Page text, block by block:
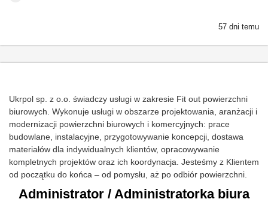
57 dni temu
Ukrpol sp. z o.o. świadczy usługi w zakresie Fit out powierzchni
biurowych. Wykonuje usługi w obszarze projektowania, aranżacji i
modernizacji powierzchni biurowych i komercyjnych: prace
budowlane, instalacyjne, przygotowywanie koncepcji, dostawa
materiałów dla indywidualnych klientów, opracowywanie
kompletnych projektów oraz ich koordynacja. Jesteśmy z Klientem
od początku do końca – od pomysłu, aż po odbiór powierzchni.
Administrator / Administratorka biura